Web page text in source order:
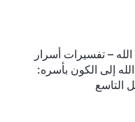
– تفسيرات أسرار
إلى الكون بأسره:
التاسع